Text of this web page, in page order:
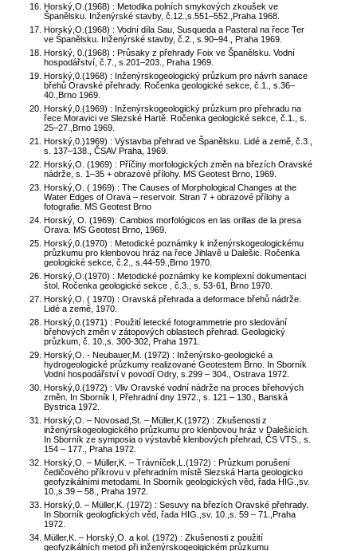
Horský,O.(1968) : Metodika polních smykových zkoušek ve
Španělsku. Inženýrské stavby, č.12.,s.551–552.,Praha 1968.
Horský,O.(1968) : Vodní díla Sau, Susqueda a Pasteral na řece Ter
ve Španělsku. Inženýrské stavby, č.2., s.90–94., Praha 1969.
Horský, 0.(1968) : Průsaky z přehrady Foix ve Španělsku. Vodní
hospodářství, č.7., s.201–203., Praha 1969.
Horský,0.(1968) : Inženýrskogeologický průzkum pro návrh sanace
břehů Oravské přehrady. Ročenka geologické sekce, č.1., s.36–
40.,Brno 1969.
Horský,0.(1969) : Inženýrskogeologický průzkum pro přehradu na
řece Moravici ve Slezské Hartě. Ročenka geologické sekce, č.1., s.
25–27.,Brno 1969.
Horský,0.)1969) : Výstavba přehrad ve Španělsku. Lidé a země, č.3.,
s. 137–138., ČSAV Praha, 1969.
Horský,O. (1969) : Příčiny morfologických změn na březích Oravské
nádrže, s. 1–35 + obrazové přílohy. MS Geotest Brno, 1969.
Horský,O. ( 1969) : The Causes of Morphological Changes at the
Water Edges of Orava – reservoir. Stran 7 + obrazové přílohy a
fotografie. MS Geotest Brno
Horský, O. (1969): Cambios morfológicos en las orillas de la presa
Orava. MS Geotest Brno, 1969.
Horský,0.(1970) : Metodické poznámky k inženýrskogeologickému
průzkumu pro klenbovou hráz na řece Jihlavě u Dalešic. Ročenka
geologické sekce, č.2., s.44-59.,Brno 1970.
Horský,O.(1970) : Metodické poznámky ke komplexní dokumentaci
štol. Ročenka geologické sekce , č.3., s. 53-61, Brno 1970.
Horský,O. ( 1970) : Oravská přehrada a deformace břehů nádrže.
Lidé a země, 1970.
Horský,0.(1971) : Použití letecké fotogrammetrie pro sledování
břehových změn v zátopových oblastech přehrad. Geologický
průzkum, č. 10.,s. 300-302, Praha 1971.
Horský,O. - Neubauer,M. (1972) : Inženýrsko-geologické a
hydrogeologické průzkumy realizované Geotestem Brno. In Sborník
Vodní hospodářství v povodí Odry, s.299 – 304., Ostrava 1972.
Horský,0.(1972) : Vliv Oravské vodní nádrže na proces břehových
změn. In Sborník I, Přehradní dny 1972., s. 121 – 130., Banská
Bystrica 1972.
Horský,O. – Novosad,St. – Müller,K.(1972) : Zkušenosti z
inženýrskogeologického průzkumu pro klenbovou hráz v Dalešicích.
In Sborník ze symposia o výstavbě klenbových přehrad, ČS VTS., s.
154 – 177., Praha 1972.
Horský,O. – Müller,K. – Trávníček,L.(1972) : Průzkum porušení
čedičového příkrovu v přehradním místě Slezská Harta geologicko
geofyzikálními metodami. In Sborník geologických věd, řada HIG.,sv.
10.,s.39 – 58., Praha 1972.
Horský,0. – Müller,K. (1972) : Sesuvy na březích Oravské přehrady.
In Sborník geologfických věd, řada HIG.,sv. 10.,s. 59 – 71.,Praha
1972.
Müller,K. – Horský,O. a kol. (1972) : Zkušenosti z použití
geofyzikálních metod při inženýrskogeolgickém průzkumu